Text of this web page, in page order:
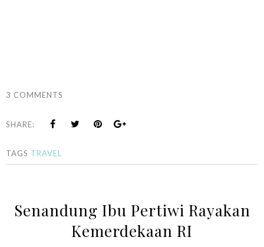
3 COMMENTS
SHARE:
TAGS TRAVEL
Senandung Ibu Pertiwi Rayakan
Kemerdekaan RI